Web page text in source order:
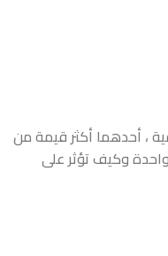
، أحدهما أكثر قيمة من
وكيف تؤثر على